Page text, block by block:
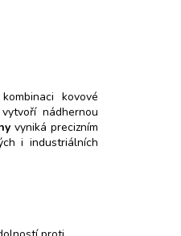
kovové
nádhernou
vyniká precizním
i industriálních